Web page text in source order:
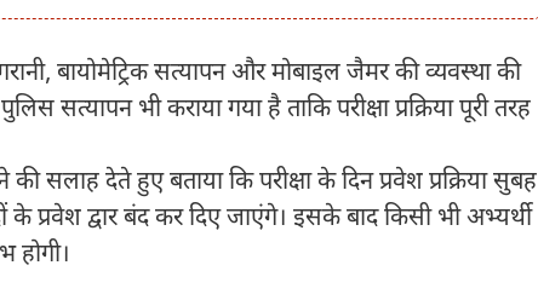
बायोमेट्रिक सत्यापन और मोबाइल जैमर की व्यवस्था की
सत्यापन भी कराया गया है ताकि परीक्षा प्रक्रिया पूरी तरह
सलाह देते हुए बताया कि परीक्षा के दिन प्रवेश प्रक्रिया सुबह
द्वार बंद कर दिए जाएंगे। इसके बाद किसी भी अभ्यर्थी
होगी।